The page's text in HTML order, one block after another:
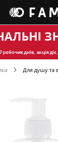
робочих днів, акція
Для душу та